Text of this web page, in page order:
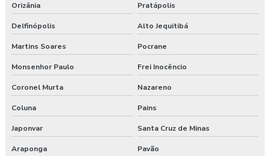
Orizânia Pratápolis
Delfinópolis Alto Jequitibá
Martins Soares Pocrane
Monsenhor Paulo Frei Inocêncio
Coronel Murta Nazareno
Coluna Pains
Japonvar Santa Cruz de Minas
Araponga Pavão